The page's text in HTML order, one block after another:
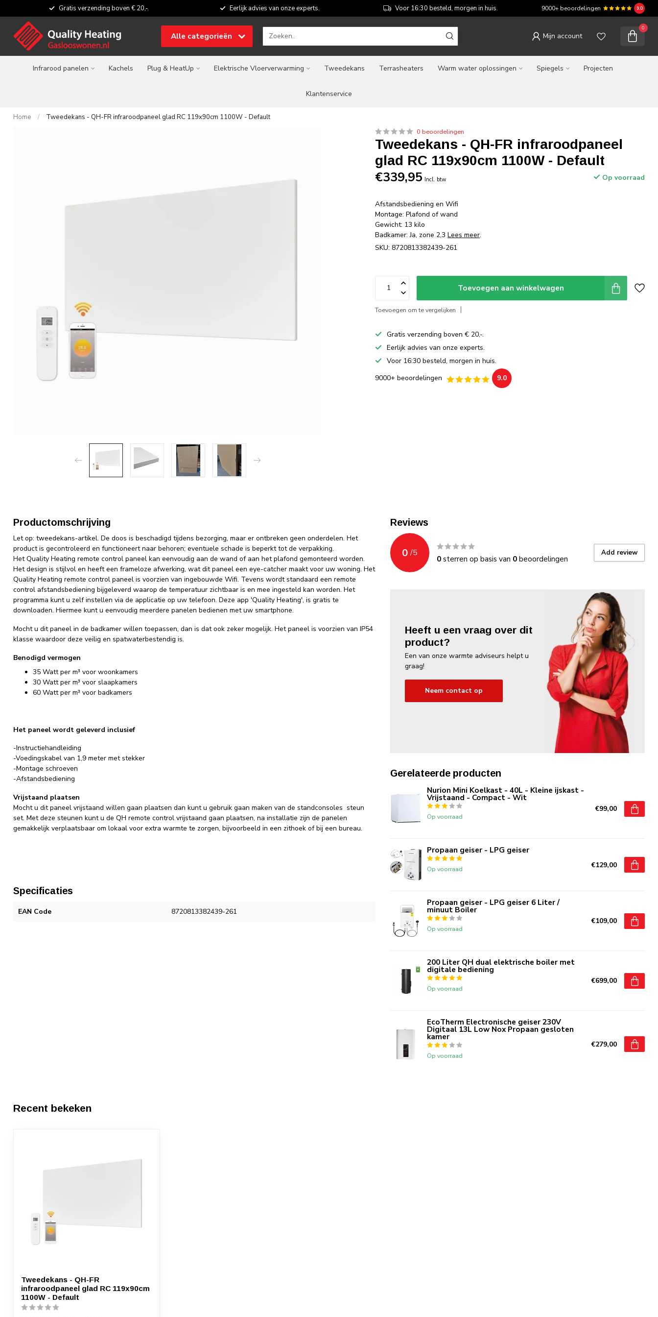
Gratis verzending boven € 20,-. Eerlijk advies van onze experts. Voor 16:30 besteld, morgen in huis. 9000+ beoordelingen 9.0
Alle categorieën Mijn account
0
Infrarood panelen Kachels Plug & HeatUp Elektrische Vloerverwarming Tweedekans Terrasheaters Warm water oplossingen Spiegels Projecten
Klantenservice
Home / Tweedekans - QH-FR infraroodpaneel glad RC 119x90cm 1100W - Default
0 beoordelingen
Tweedekans - QH-FR infraroodpaneel
glad RC 119x90cm 1100W - Default
€339,95 Incl. btw Op voorraad
Afstandsbediening en Wifi
Montage: Plafond of wand
Gewicht: 13 kilo
Badkamer: Ja, zone 2,3Lees meer.
SKU: 8720813382439-261
Toevoegen aan winkelwagen
Toevoegen om te vergelijken
Gratis verzending boven € 20,-.
Eerlijk advies van onze experts.
Voor 16:30 besteld, morgen in huis.
9000+ beoordelingen
9.0
Productomschrijving
Let op: tweedekans-artikel. De doos is beschadigd tijdens bezorging, maar er ontbreken geen onderdelen. Het
product is gecontroleerd en functioneert naar behoren; eventuele schade is beperkt tot de verpakking.
Het Quality Heating remote control paneel kan eenvoudig aan de wand of aan het plafond gemonteerd worden.
Het design is stijlvol en heeft een frameloze afwerking, wat dit paneel een eye-catcher maakt voor uw woning. Het
Quality Heating remote control paneel is voorzien van ingebouwde Wifi. Tevens wordt standaard een remote
control afstandsbediening bijgeleverd waarop de temperatuur zichtbaar is en mee ingesteld kan worden. Het
programma kunt u zelf instellen via de applicatie op uw telefoon. Deze app 'Quality Heating', is gratis te
downloaden. Hiermee kunt u eenvoudig meerdere panelen bedienen met uw smartphone.
Mocht u dit paneel in de badkamer willen toepassen, dan is dat ook zeker mogelijk. Het paneel is voorzien van IP54
klasse waardoor deze veilig en spatwaterbestendig is.
Benodigd vermogen
35 Watt per m³ voor woonkamers
30 Watt per m³ voor slaapkamers
60 Watt per m³ voor badkamers
Het paneel wordt geleverd inclusief
-Instructiehandleiding
-Voedingskabel van 1,9 meter met stekker
-Montage schroeven
-Afstandsbediening
Vrijstaand plaatsen
Mocht u dit paneel vrijstaand willen gaan plaatsen dan kunt u gebruik gaan maken van de standconsoles steun
set. Met deze steunen kunt u de QH remote control vrijstaand gaan plaatsen, na installatie zijn de panelen
gemakkelijk verplaatsbaar om lokaal voor extra warmte te zorgen, bijvoorbeeld in een zithoek of bij een bureau.
Specificaties
EAN Code 8720813382439-261
Reviews
0 /5
0sterren op basis van 0beoordelingen
Add review
Heeft u een vraag over dit
product?
Een van onze warmte adviseurs helpt u
graag!
Neem contact op
Gerelateerde producten
Nurion Mini Koelkast - 40L - Kleine ijskast -
Vrijstaand - Compact - Wit
Op voorraad
€99,00
Propaan geiser - LPG geiser
Op voorraad €129,00
Propaan geiser - LPG geiser 6 Liter /
minuut Boiler
Op voorraad
€109,00
200 Liter QH dual elektrische boiler met
digitale bediening
Op voorraad
€699,00
EcoTherm Electronische geiser 230V
Digitaal 13L Low Nox Propaan gesloten
kamer
Op voorraad
€279,00
Recent bekeken
Tweedekans - QH-FR
infraroodpaneel glad RC 119x90cm
1100W - Default